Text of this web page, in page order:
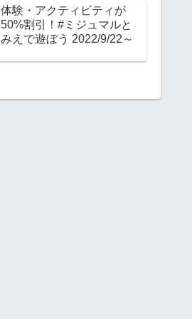
体験・アクティビティが
50%割引！#ミジュマルと
みえで遊ぼう 2022/9/22～